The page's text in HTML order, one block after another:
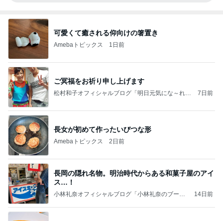
可愛くて癒される仰向けの箸置き
Amebaトピックス 1日前
ご冥福をお祈り申し上げます
松村和子オフィシャルブログ「明日元気にな～れ」
7日前
長女が初めて作ったいびつな形
Amebaトピックス 2日前
長岡の隠れ名物。明治時代からある和菓子屋のアイ
ス…！
小林礼奈オフィシャルブログ「小林礼奈のブーブ
14日前